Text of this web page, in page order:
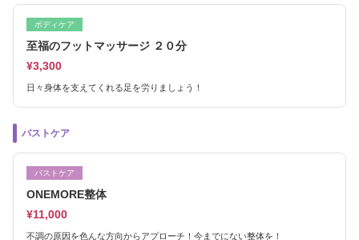
ボディケア
至福のフットマッサージ ２０分
¥3,300
日々身体を支えてくれる足を労りましょう！
バストケア
バストケア
ONEMORE整体
¥11,000
不調の原因を色んな方向からアプローチ！今までにない整体を！